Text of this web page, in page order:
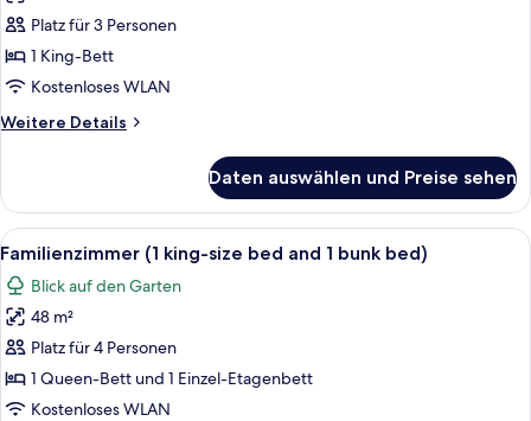
Zimmer,
1 King-
Bett
anzeigen
Platz für 3 Personen
1 King-Bett
Kostenloses WLAN
Weitere Details
Weitere
Zimmer,
1 King-
Bett
Daten auswählen und Preise sehen
Alle
Fotos
für
Familienzimmer
(1
king-
size
Ein modernes Hotelzimmer mit
4
Familienzimmer (1 king-size bed and 1 bunk bed)
Blick auf den Garten
48 m²
Platz für 4 Personen
1 Queen-Bett und 1 Einzel-Etagenbett
Kostenloses WLAN